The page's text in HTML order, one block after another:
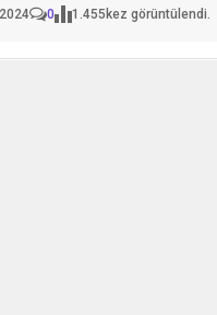
2024 0 1.455 kez görüntülendi.